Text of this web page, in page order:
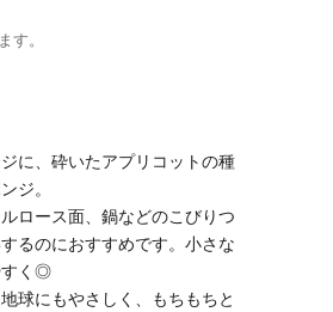
す。
に、砕いたアプリコットの種
ジ。
ロース面、鍋などのこびりつ
るのにおすすめです。小さな
すく◎
球にもやさしく、もちもちと